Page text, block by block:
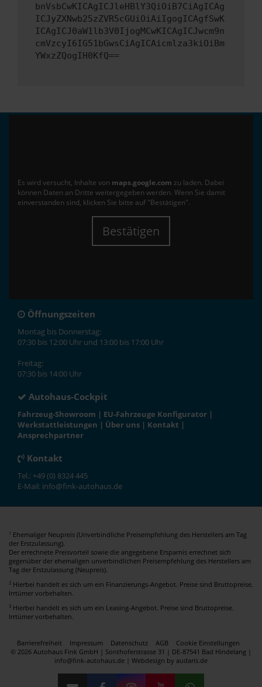
bnVsbCwKICAgICJleHBlY3QiOiB7CiAgICAg
ICJyZXNwb25zZVR5cGUiOiAiIgogICAgfSwK
ICAgICJ0aW1lb3V0IjogMCwKICAgICJwcm9n
cmVzcyI6IG51bGwsCiAgICAicmlza3kiOiBm
YWxzZQogIH0KfQ==
Es wird versucht, Inhalte von maps.google.com zu laden. Dabei
können Daten an Dritte weitergegeben werden. Wenn Sie damit
einverstanden sind, klicken Sie bitte auf "Bestätigen".
Bestätigen
Öffnungszeiten
Montag bis Donnerstag:
07:30 bis 12:00 Uhr und 13:00 bis 17:00 Uhr
Freitag:
07:30 bis 14:00 Uhr
Autohaus-Cockpit
Fahrzeug-Showroom | EU-Fahrzeuge Konfigurator |
Werkstattleistungen | Über uns | Kontakt |
Ansprechpartner
Kontakt
Tel.: +49 (0) 8324 445
E-Mail: info@fink-autohaus.de
1 Ehemaliger Neupreis (Unverbindliche Preisempfehlung des Herstellers am Tag
der Erstzulassung).
Der errechnete Preisvorteil sowie die angegebene Ersparnis errechnet sich
gegenüber der ehemaligen unverbindlichen Preisempfehlung des Herstellers am
Tag der Erstzulassung (Neupreis).
2 Hierbei handelt es sich um ein Finanzierungs-Angebot. Preise sind Bruttopreise.
Irrtümer vorbehalten.
3 Hierbei handelt es sich um ein Leasing-Angebot. Preise sind Bruttopreise.
Irrtümer vorbehalten.
Barrierefreiheit Impressum Datenschutz AGB
Cookie Einstellungen
© 2026 Autohaus Fink GmbH | Sonthoferstrasse 31 | DE-87541 Bad Hindelang |
info@fink-autohaus.de | Webdesign by audaris.de